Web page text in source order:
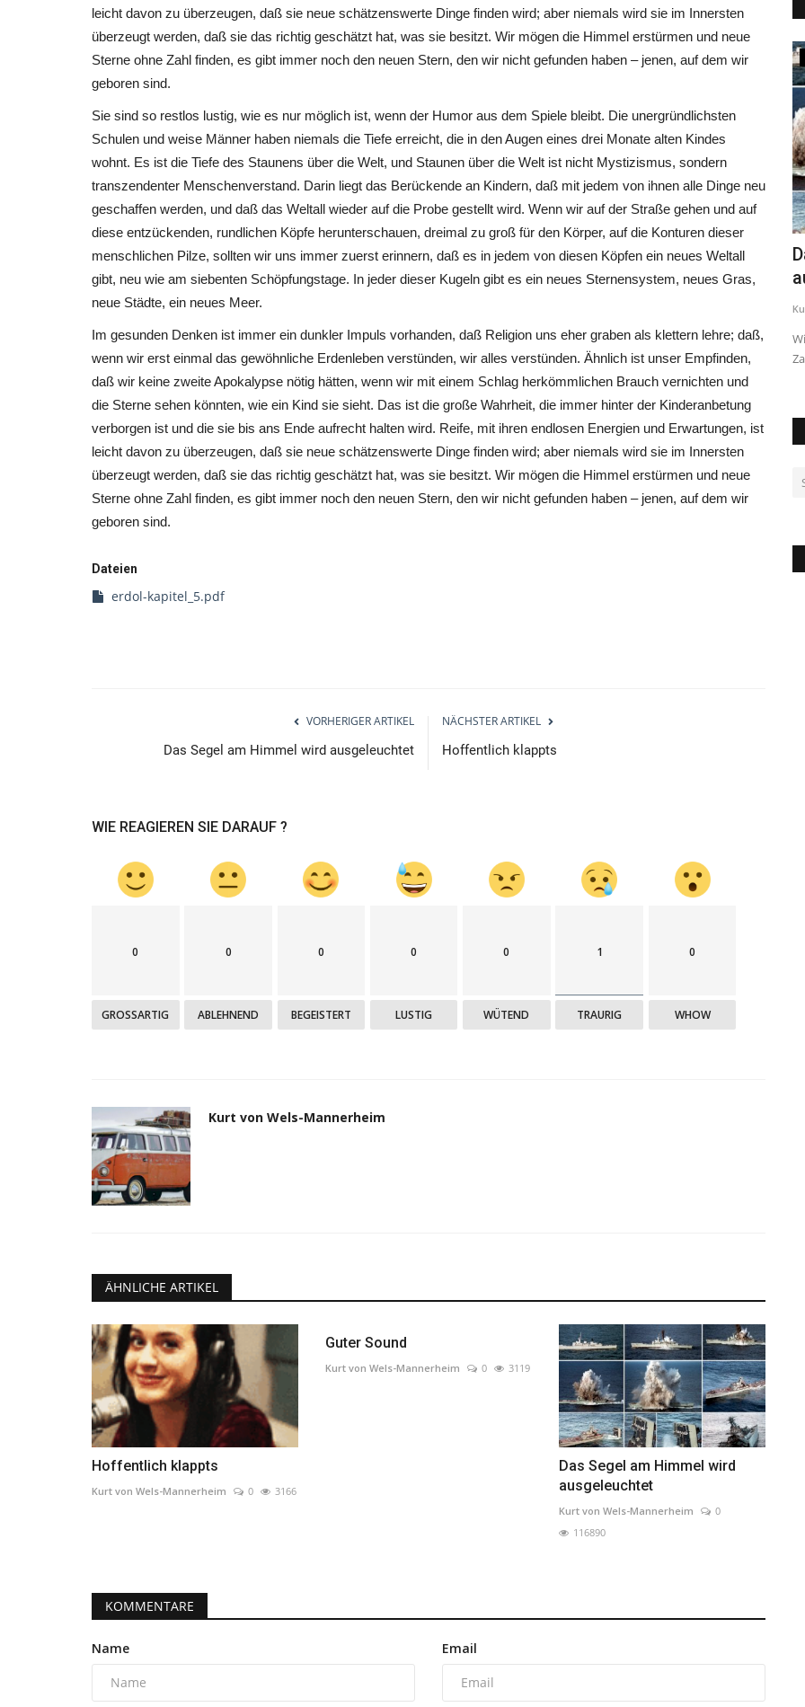
leicht davon zu überzeugen, daß sie neue schätzenswerte Dinge finden wird; aber niemals wird sie im Innersten
überzeugt werden, daß sie das richtig geschätzt hat, was sie besitzt. Wir mögen die Himmel erstürmen und neue
Sterne ohne Zahl finden, es gibt immer noch den neuen Stern, den wir nicht gefunden haben – jenen, auf dem wir
geboren sind.
Sie sind so restlos lustig, wie es nur möglich ist, wenn der Humor aus dem Spiele bleibt. Die unergründlichsten
Schulen und weise Männer haben niemals die Tiefe erreicht, die in den Augen eines drei Monate alten Kindes
wohnt. Es ist die Tiefe des Staunens über die Welt, und Staunen über die Welt ist nicht Mystizismus, sondern
transzendenter Menschenverstand. Darin liegt das Berückende an Kindern, daß mit jedem von ihnen alle Dinge neu
geschaffen werden, und daß das Weltall wieder auf die Probe gestellt wird. Wenn wir auf der Straße gehen und auf
diese entzückenden, rundlichen Köpfe herunterschauen, dreimal zu groß für den Körper, auf die Konturen dieser
menschlichen Pilze, sollten wir uns immer zuerst erinnern, daß es in jedem von diesen Köpfen ein neues Weltall
gibt, neu wie am siebenten Schöpfungstage. In jeder dieser Kugeln gibt es ein neues Sternensystem, neues Gras,
neue Städte, ein neues Meer.
Im gesunden Denken ist immer ein dunkler Impuls vorhanden, daß Religion uns eher graben als klettern lehre; daß,
wenn wir erst einmal das gewöhnliche Erdenleben verstünden, wir alles verstünden. Ähnlich ist unser Empfinden,
daß wir keine zweite Apokalypse nötig hätten, wenn wir mit einem Schlag herkömmlichen Brauch vernichten und
die Sterne sehen könnten, wie ein Kind sie sieht. Das ist die große Wahrheit, die immer hinter der Kinderanbetung
verborgen ist und die sie bis ans Ende aufrecht halten wird. Reife, mit ihren endlosen Energien und Erwartungen, ist
leicht davon zu überzeugen, daß sie neue schätzenswerte Dinge finden wird; aber niemals wird sie im Innersten
überzeugt werden, daß sie das richtig geschätzt hat, was sie besitzt. Wir mögen die Himmel erstürmen und neue
Sterne ohne Zahl finden, es gibt immer noch den neuen Stern, den wir nicht gefunden haben – jenen, auf dem wir
geboren sind.
Dateien
erdol-kapitel_5.pdf
VORHERIGER ARTIKEL
Das Segel am Himmel wird ausgeleuchtet
NÄCHSTER ARTIKEL
Hoffentlich klappts
WIE REAGIEREN SIE DARAUF ?
0
GROSSARTIG
0
ABLEHNEND
0
BEGEISTERT
0
LUSTIG
0
WÜTEND
1
TRAURIG
0
WHOW
Kurt von Wels-Mannerheim
ÄHNLICHE ARTIKEL
Hoffentlich klappts
Kurt von Wels-Mannerheim 0 3166
Guter Sound
Kurt von Wels-Mannerheim 0 3119
Das Segel am Himmel wird
ausgeleuchtet
Kurt von Wels-Mannerheim
0
116890
KOMMENTARE
Name Email
Antike
Hoffentlich klappts
Kurt von Wels-Mannerheim 0 3166
Schöpfungstage . In...
Antike
Kurt von Wels-Mannerheim 3119
einfach mal reinhören...